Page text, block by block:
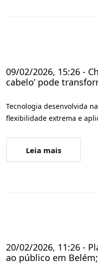
09/02/2026, 15:26 -
cabelo’ pode
Tecnologia desenvolvida
flexibilidade extrema e
Leia mais
20/02/2026, 11:26 -
ao público em